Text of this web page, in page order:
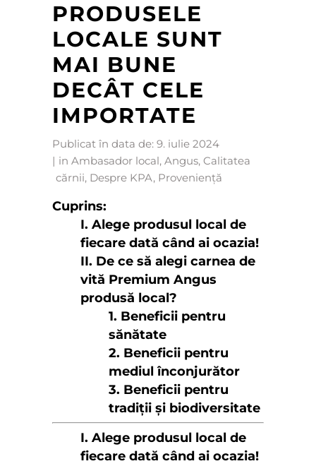
PRODUSELE
LOCALE SUNT
MAI BUNE
DECÂT CELE
IMPORTATE
Publicat în data de: 9. iulie 2024
in Ambasador local, Angus, Calitatea
cărnii, Despre KPA, Proveniență
Cuprins:
I. Alege produsul local de
fiecare dată când ai ocazia!
II. De ce să alegi carnea de
vită Premium Angus
produsă local?
1. Beneficii pentru
sănătate
2. Beneficii pentru
mediul înconjurător
3. Beneficii pentru
tradiții și biodiversitate
I. Alege produsul local de
fiecare dată când ai ocazia!